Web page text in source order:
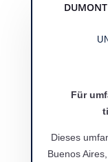
Für
Dieses
Buenos